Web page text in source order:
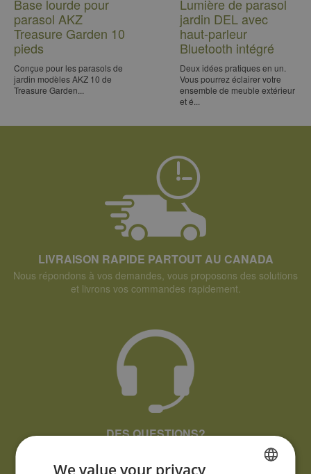
Base lourde pour
parasol AKZ
Treasure Garden 10
pieds
Conçue pour les parasols de
jardin modèles AKZ 10 de
Treasure Garden...
Lumière de parasol
jardin DEL avec
haut-parleur
Bluetooth intégré
Deux idées pratiques en un.
Vous pourrez éclairer votre
ensemble de meuble extérieur
et é...
LIVRAISON RAPIDE PARTOUT AU CANADA
Nous répondons à vos demandes, vous proposons des solutions
et livrons vos commandes rapidement.
DES QUESTIONS?
Si vous avez des questions ou des commentaires à propos de
nos produits, veuillez les communiquer au moyen du
formulaire
We value your privacy